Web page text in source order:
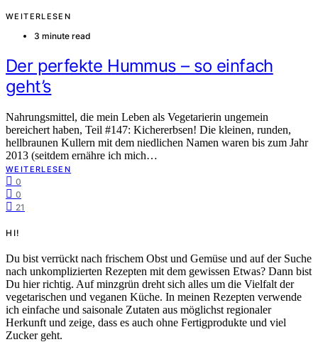
WEITERLESEN
3 minute read
Der perfekte Hummus – so einfach
geht’s
Nahrungsmittel, die mein Leben als Vegetarierin ungemein
bereichert haben, Teil #147: Kichererbsen! Die kleinen, runden,
hellbraunen Kullern mit dem niedlichen Namen waren bis zum Jahr
2013 (seitdem ernähre ich mich…
WEITERLESEN
0
0
21
HI!
Du bist verrückt nach frischem Obst und Gemüse und auf der Suche
nach unkomplizierten Rezepten mit dem gewissen Etwas? Dann bist
Du hier richtig. Auf minzgrün dreht sich alles um die Vielfalt der
vegetarischen und veganen Küche. In meinen Rezepten verwende
ich einfache und saisonale Zutaten aus möglichst regionaler
Herkunft und zeige, dass es auch ohne Fertigprodukte und viel
Zucker geht.